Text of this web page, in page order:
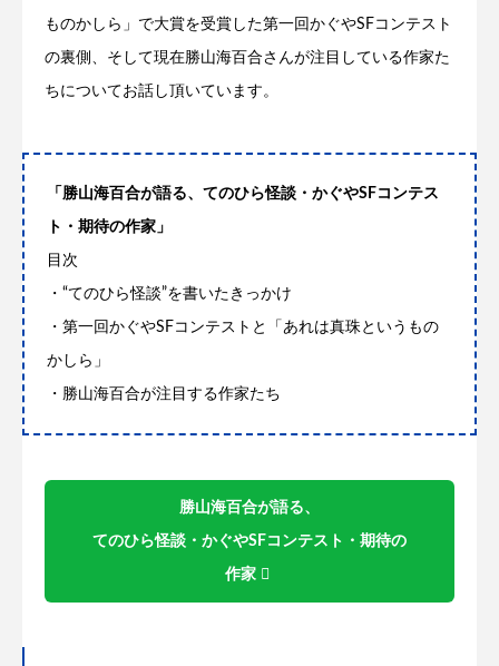
ものかしら」で大賞を受賞した第一回かぐやSFコンテスト
の裏側、そして現在勝山海百合さんが注目している作家た
ちについてお話し頂いています。
「勝山海百合が語る、てのひら怪談・かぐやSFコンテス
ト・期待の作家」
目次
・“てのひら怪談”を書いたきっかけ
・第一回かぐやSFコンテストと「あれは真珠というもの
かしら」
・勝山海百合が注目する作家たち
勝山海百合が語る、
てのひら怪談・かぐやSFコンテスト・期待の
作家